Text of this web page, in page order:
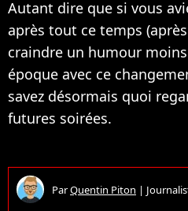
Autant dire que si vous
après tout ce temps
craindre un humour
époque avec ce
savez désormais quoi
futures soirées.
ParQuentin Piton |